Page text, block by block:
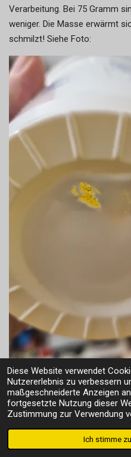
Diese Website verwendet
Nutzererlebnis zu verbessern
maßgeschneiderte Anzeigen
fortgesetzte Nutzung dieser
Zustimmung zur Verwendung
Ich stimme zu
Verarbeitung. Bei 75 Gramm
weniger. Die Masse erwärmt
schmilzt! Siehe Foto:
Wir lernen daraus folgendes:
Möglichst wenig anmischen.
man benötigt für eine